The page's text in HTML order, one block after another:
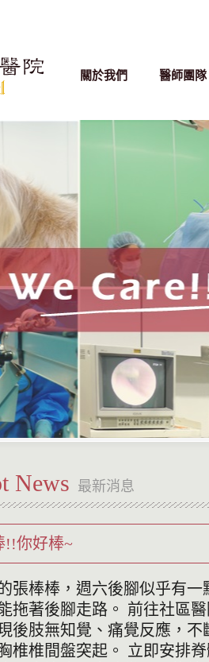
關於我們 醫師團隊
News 最新消息
!!你好棒~
張棒棒，週六後腳似乎有
拖著後腳走路。 前往社區
後肢無知覺、痛覺反應，
椎椎間盤突起。 立即安排